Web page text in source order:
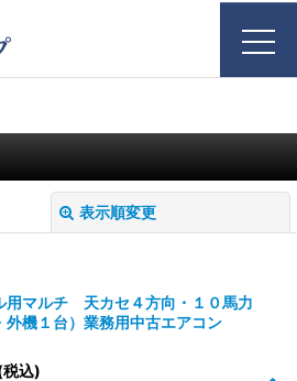
表示順変更
用マルチ 天カセ４方向・１０馬力
外機１台）業務用中古エアコン
税込)